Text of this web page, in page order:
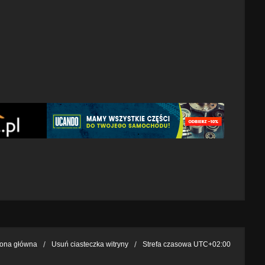
główna Usuń ciasteczka witryny Strefa czasowa UTC+02:00